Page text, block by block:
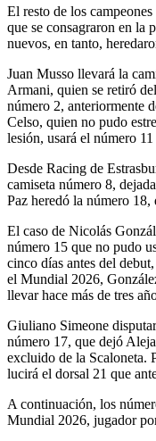
El resto de los
que se consagraron en la
nuevos, en tanto,
Juan Musso llevará la
Armani, quien se retiró
número 2, anteriormente
Celso, quien no pudo
lesión, usará el número
Desde Racing de
camiseta número 8,
Paz heredó la número
El caso de Nicolás
número 15 que no pudo
cinco días antes del
el Mundial 2026,
llevar hace más de tres
Giuliano Simeone
número 17, que dejó
excluido de la Scaloneta.
lucirá el dorsal 21 que
A continuación, los
Mundial 2026, jugador